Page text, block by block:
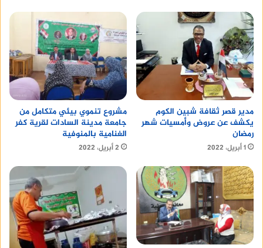
مدير قصر ثقافة شبين الكوم
يكشف عن عروض وأمسيات شهر
رمضان
1 أبريل، 2022
مشروع تنموي بيئي متكامل من
جامعة مدينة السادات لقرية كفر
الغنامية بالمنوفية
2 أبريل، 2022